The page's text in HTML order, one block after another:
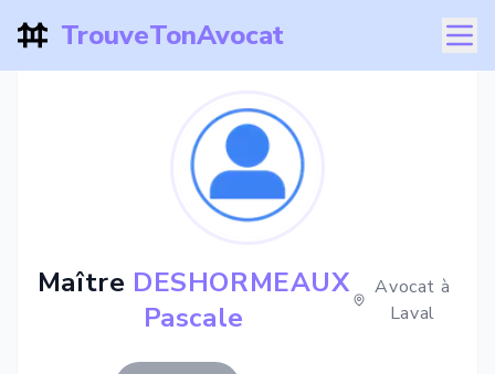
TrouveTonAvocat
Maître DESHORMEAUX
Pascale
Avocat à
Laval